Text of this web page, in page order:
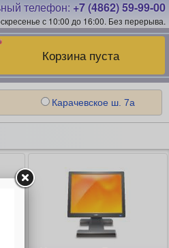
телефон: +7 (4862) 59-99-00
с 10:00 до 16:00. Без перерыва.
Корзина пуста
Карачевское ш. 7а